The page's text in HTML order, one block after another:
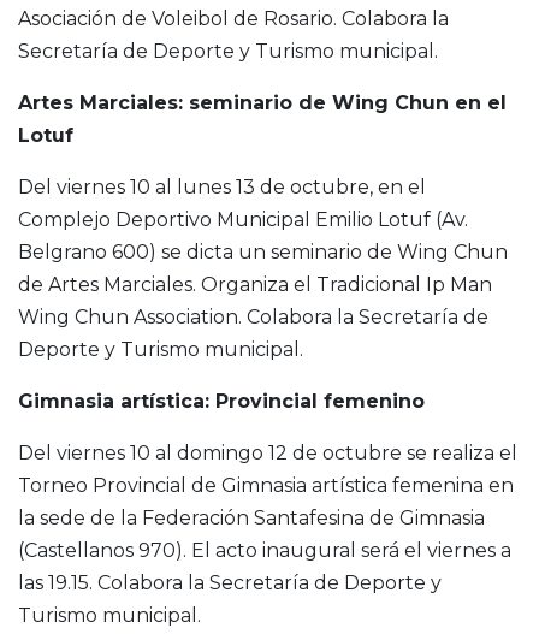
Asociación de Voleibol de Rosario. Colabora la
Secretaría de Deporte y Turismo municipal.
Artes Marciales: seminario de Wing Chun en el
Lotuf
Del viernes 10 al lunes 13 de octubre, en el
Complejo Deportivo Municipal Emilio Lotuf (Av.
Belgrano 600) se dicta un seminario de Wing Chun
de Artes Marciales. Organiza el Tradicional Ip Man
Wing Chun Association. Colabora la Secretaría de
Deporte y Turismo municipal.
Gimnasia artística: Provincial femenino
Del viernes 10 al domingo 12 de octubre se realiza el
Torneo Provincial de Gimnasia artística femenina en
la sede de la Federación Santafesina de Gimnasia
(Castellanos 970). El acto inaugural será el viernes a
las 19.15. Colabora la Secretaría de Deporte y
Turismo municipal.